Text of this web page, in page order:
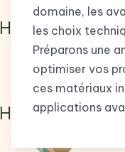
domaine, les
les choix
Préparons une
optimiser vos
ces matériaux
applications